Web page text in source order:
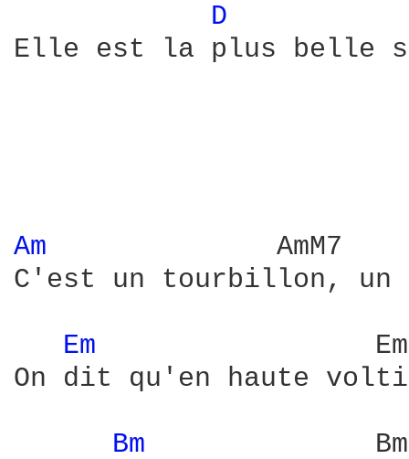
D
Elle est la plus belle
Am
C'est un tourbillon, un
Em
On dit qu'en haute
Bm